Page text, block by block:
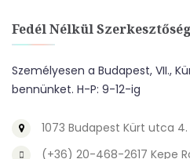
Fedél Nélkül Szerkesztőség
Személyesen a Budapest, VII.,
bennünket. H-P: 9-12-ig
1073 Budapest Kürt utca 4.
(+36) 20-468-2617 Kepe